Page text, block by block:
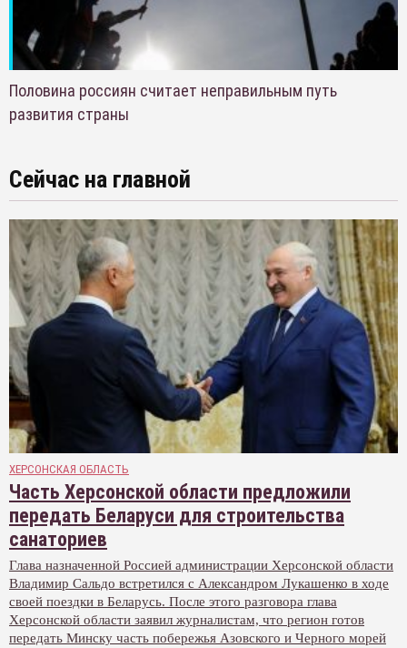
Половина россиян считает неправильным путь
развития страны
Сейчас на главной
ХЕРСОНСКАЯ ОБЛАСТЬ
Часть Херсонской области предложили
передать Беларуси для строительства
санаториев
Глава назначенной Россией администрации Херсонской области
Владимир Сальдо встретился с Александром Лукашенко в ходе
своей поездки в Беларусь. После этого разговора глава
Херсонской области заявил журналистам, что регион готов
передать Минску часть побережья Азовского и Черного морей